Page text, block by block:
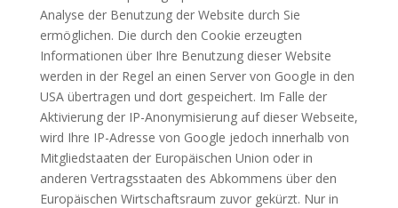
Analyse der Benutzung der Website durch Sie
ermöglichen. Die durch den Cookie erzeugten
Informationen über Ihre Benutzung dieser Website
werden in der Regel an einen Server von Google in den
USA übertragen und dort gespeichert. Im Falle der
Aktivierung der IP-Anonymisierung auf dieser Webseite,
wird Ihre IP-Adresse von Google jedoch innerhalb von
Mitgliedstaaten der Europäischen Union oder in
anderen Vertragsstaaten des Abkommens über den
Europäischen Wirtschaftsraum zuvor gekürzt. Nur in